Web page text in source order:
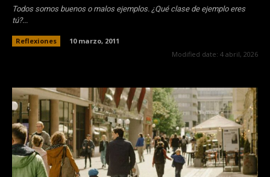
Todos somos buenos o malos ejemplos. ¿Qué clase de ejemplo eres
tú?...
Reflexiones
10 marzo, 2011
Modified date: 4 abril, 2026